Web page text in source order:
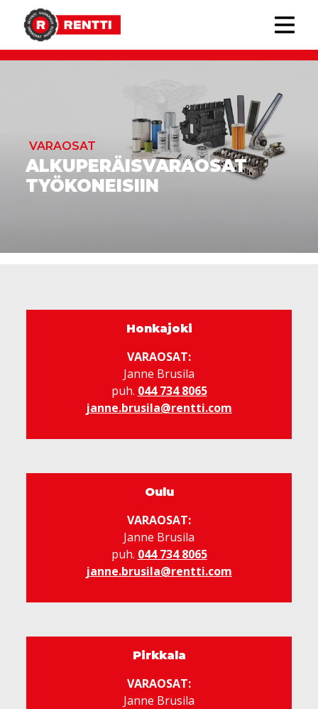
VARAOSAT
ALKUPERÄISVARAOSAT
TYÖKONEISIIN
Honkajoki
VARAOSAT:
Janne Brusila
puh. 044 734 8065
janne.brusila@rentti.com
Oulu
VARAOSAT:
Janne Brusila
puh. 044 734 8065
janne.brusila@rentti.com
Pirkkala
VARAOSAT:
Janne Brusila